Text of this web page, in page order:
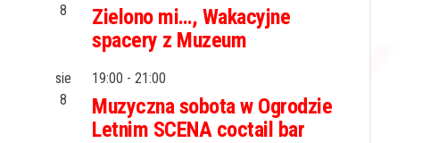
8
Zielono mi…, Wakacyjne
spacery z Muzeum
sie
8
19:00 - 21:00
Muzyczna sobota w Ogrodzie
Letnim SCENA coctail bar